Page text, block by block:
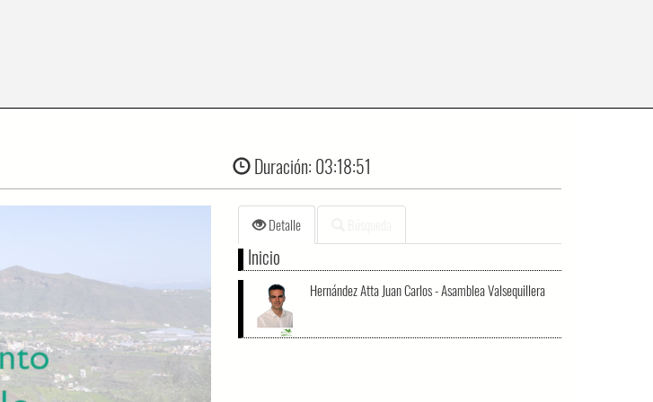
Duración: 03:18:51
Detalle
Inicio
Hernández Atta Juan Carlos - Asamblea Valsequillera